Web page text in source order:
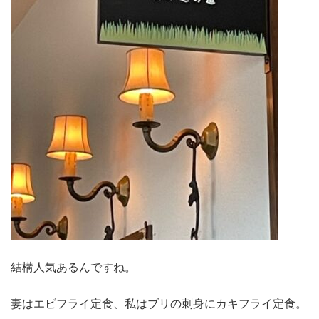
結構人気あるんですね。
妻はエビフライ定食、私はブリの刺身にカキフライ定食。